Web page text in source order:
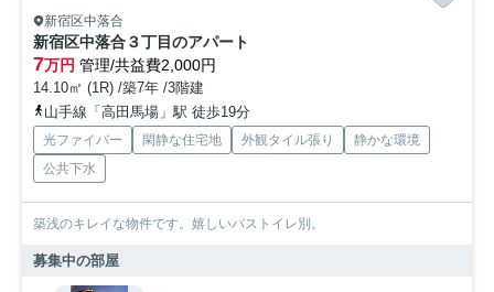
新宿区中落合
新宿区中落合３丁目のアパート
7万円 管理/共益費2,000円
14.10㎡ (1R) /築7年 /3階建
山手線「高田馬場」駅 徒歩19分
光ファイバー 閑静な住宅地 外観タイル張り
静かな環境
公共下水
築浅のキレイな物件です。嬉しいバストイレ別。
募集中の部屋